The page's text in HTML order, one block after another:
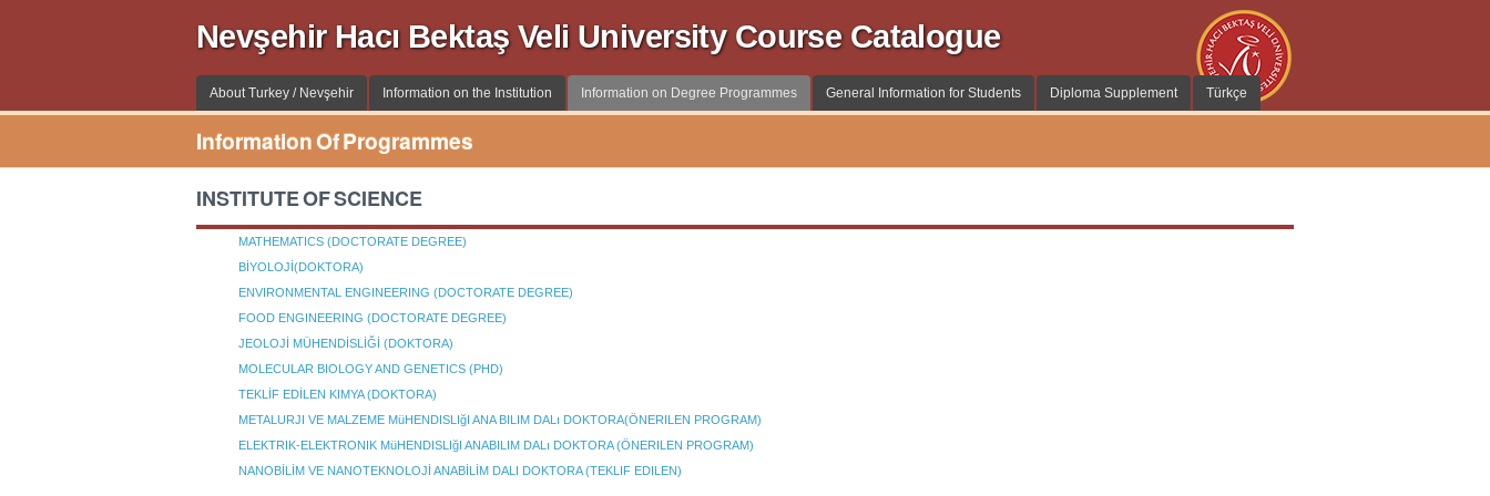
Nevşehir Hacı Bektaş Veli University Course Catalogue
About Turkey / Nevşehir Information on the Institution Information on Degree Programmes General Information for Students Diploma Supplement Türkçe
Information Of Programmes
INSTITUTE OF SCIENCE
MATHEMATICS (DOCTORATE DEGREE)
BİYOLOJİ(DOKTORA)
ENVIRONMENTAL ENGINEERING (DOCTORATE DEGREE)
FOOD ENGINEERING (DOCTORATE DEGREE)
JEOLOJİ MÜHENDİSLİĞİ (DOKTORA)
MOLECULAR BIOLOGY AND GENETICS (PHD)
TEKLİF EDİLEN KIMYA (DOKTORA)
METALURJI VE MALZEME MüHENDISLIğI ANA BILIM DALı DOKTORA(ÖNERILEN PROGRAM)
ELEKTRIK-ELEKTRONIK MüHENDISLIğI ANABILIM DALı DOKTORA (ÖNERILEN PROGRAM)
NANOBİLİM VE NANOTEKNOLOJİ ANABİLİM DALI DOKTORA (TEKLIF EDILEN)